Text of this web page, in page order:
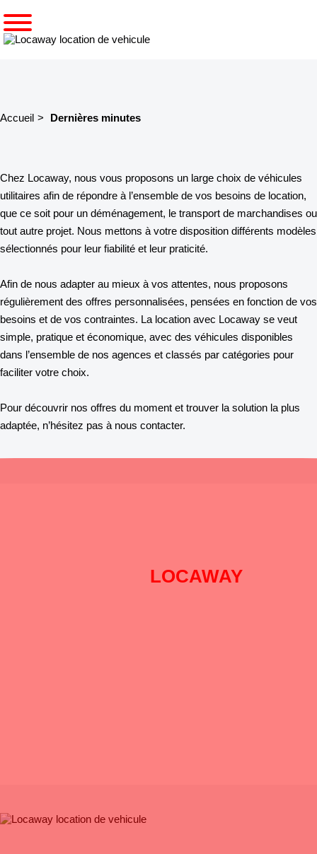
Accueil Dernières minutes
Chez Locaway, nous vous proposons un large choix de véhicules
utilitaires afin de répondre à l’ensemble de vos besoins de location,
que ce soit pour un déménagement, le transport de marchandises ou
tout autre projet. Nous mettons à votre disposition différents modèles
sélectionnés pour leur fiabilité et leur praticité.
Afin de nous adapter au mieux à vos attentes, nous proposons
régulièrement des offres personnalisées, pensées en fonction de vos
besoins et de vos contraintes. La location avec Locaway se veut
simple, pratique et économique, avec des véhicules disponibles
dans l’ensemble de nos agences et classés par catégories pour
faciliter votre choix.
Pour découvrir nos offres du moment et trouver la solution la plus
adaptée, n’hésitez pas à nous contacter.
LOCAWAY